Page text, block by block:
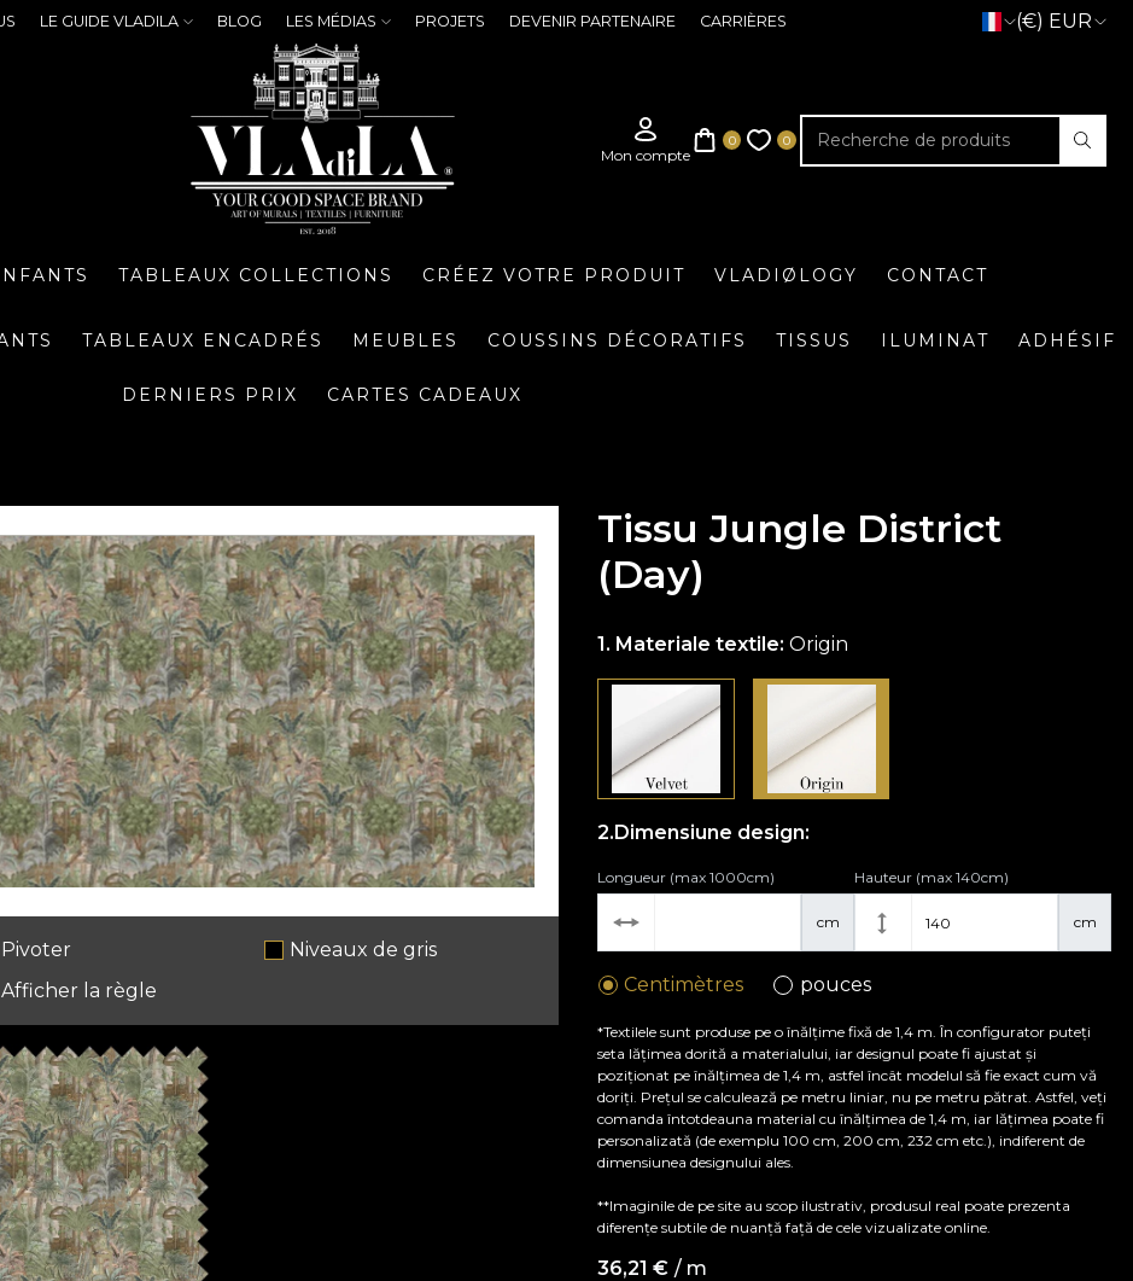
LE GUIDE VLADILA BLOG LES MÉDIAS PROJETS DEVENIR PARTENAIRE CARRIÈRES (€) EUR
TABLEAUX COLLECTIONS CRÉEZ VOTRE PRODUIT VLADIØLOGY CONTACT
TABLEAUX ENCADRÉS MEUBLES COUSSINS DÉCORATIFS TISSUS ILUMINAT ADHÉSIF
DERNIERS PRIX CARTES CADEAUX
Pivoter
Niveaux de gris
Afficher la règle
Tissu Jungle District
(Day)
Materiale textile:Origin
Dimensiune design:
cm
Longueur (max 1000cm)
cm
Hauteur (max 140cm)
Centimètres pouces
*Textilele sunt produse pe o înălțime fixă de 1,4 m. În configurator puteți
seta lățimea dorită a materialului, iar designul poate fi ajustat și
poziționat pe înălțimea de 1,4 m, astfel încât modelul să fie exact cum vă
doriți. Prețul se calculează pe metru liniar, nu pe metru pătrat. Astfel, veți
comanda întotdeauna material cu înălțimea de 1,4 m, iar lățimea poate fi
personalizată (de exemplu 100 cm, 200 cm, 232 cm etc.), indiferent de
dimensiunea designului ales.
**Imaginile de pe site au scop ilustrativ, produsul real poate prezenta
diferențe subtile de nuanță față de cele vizualizate online.
36,21€ / m